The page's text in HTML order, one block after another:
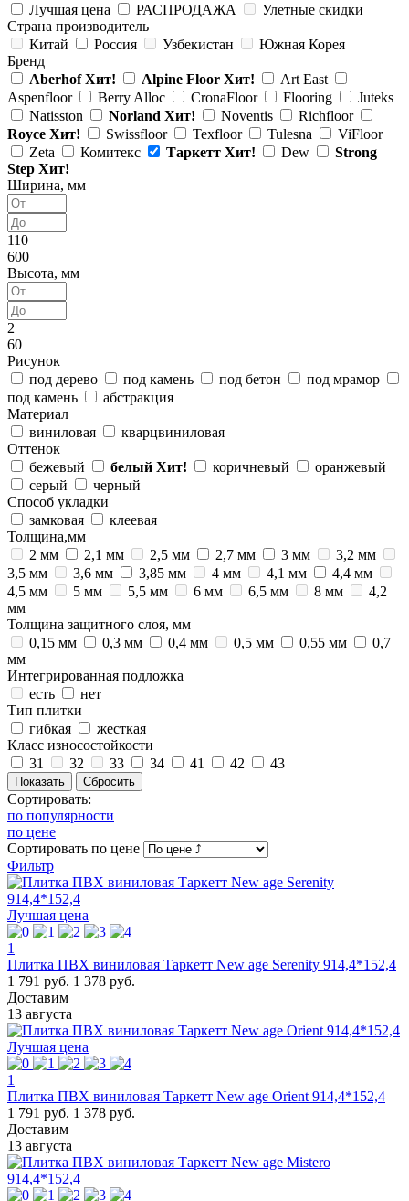
Лучшая цена
РАСПРОДАЖА
Улетные скидки
Страна производитель
Китай
Россия Узбекистан
Южная Корея
Бренд
AberhofХит! Alpine Floor Хит!
Art East
Aspenfloor
Berry Alloc CronaFloor Flooring
Juteks
Natisston
Norland Хит! Noventis
Richfloor
Royce Хит! Swissfloor Texfloor Tulesna
ViFloor
Zeta
Комитекс Таркетт Хит! Dew
Strong
Step Хит!
Ширина, мм
110
600
Высота, мм
2
60
Рисунок
под дерево
под камень под бетон
под мрамор
под камень
абстракция
Материал
виниловая
кварцвиниловая
Оттенок
бежевый
белый Хит! коричневый
оранжевый
серый
черный
Способ укладки
замковая
клеевая
Толщина,мм
2 мм
2,1 мм 2,5 мм 2,7 мм 3 мм
3,2 мм
3,5 мм
3,6 мм 3,85 мм 4 мм 4,1 мм
4,4 мм
4,5 мм
5 мм 5,5 мм 6 мм 6,5 мм 8 мм
4,2
мм
Толщина защитного слоя, мм
0,15 мм
0,3 мм 0,4 мм 0,5 мм 0,55 мм
0,7
мм
Интегрированная подложка
есть
нет
Тип плитки
гибкая
жесткая
Класс износостойкости
31
32 33 34 41 42 43
Сортировать:
по популярности
по цене
Сортировать по цене
Фильтр
Лучшая цена
1
Плитка ПВХ виниловая Таркетт New age Serenity 914,4*152,4
1 791 руб. 1 378 руб.
Доставим
13 августа
Лучшая цена
1
Плитка ПВХ виниловая Таркетт New age Orient 914,4*152,4
1 791 руб. 1 378 руб.
Доставим
13 августа